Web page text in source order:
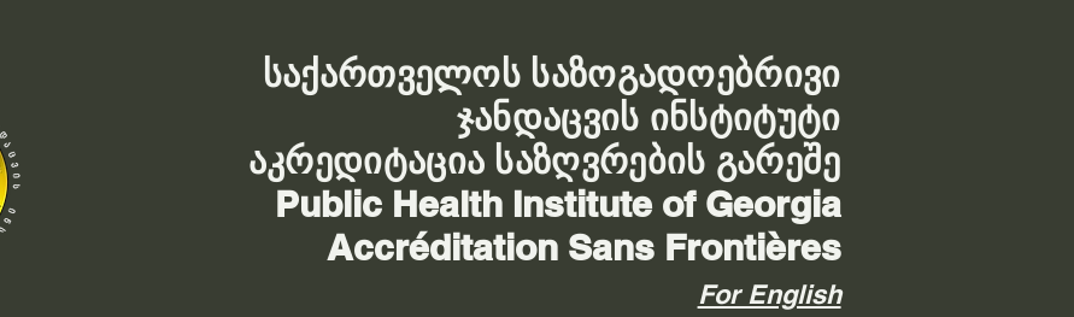
საქართველოს საზოგადოებრივი
ჯანდაცვის ინსტიტუტი
აკრედიტაცია საზღვრების გარეშე
Public Health Institute of Georgia
Accréditation Sans Frontières
For English